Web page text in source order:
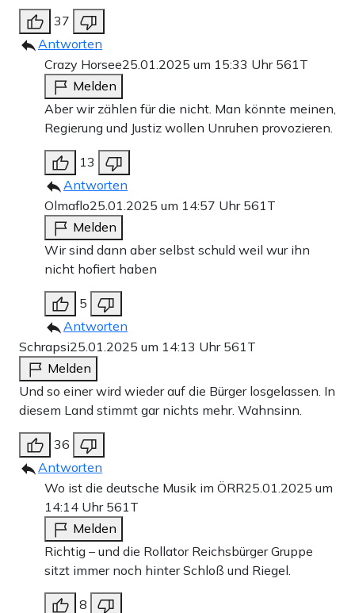
37
Antworten
Crazy Horsee25.01.2025 um 15:33 Uhr 561T
Melden
Aber wir zählen für die nicht. Man könnte meinen,
Regierung und Justiz wollen Unruhen provozieren.
13
Antworten
Olmaflo25.01.2025 um 14:57 Uhr 561T
Melden
Wir sind dann aber selbst schuld weil wur ihn
nicht hofiert haben
5
Antworten
Schrapsi25.01.2025 um 14:13 Uhr 561T
Melden
Und so einer wird wieder auf die Bürger losgelassen. In
diesem Land stimmt gar nichts mehr. Wahnsinn.
36
Antworten
Wo ist die deutsche Musik im ÖRR25.01.2025 um
14:14 Uhr 561T
Melden
Richtig – und die Rollator Reichsbürger Gruppe
sitzt immer noch hinter Schloß und Riegel.
8